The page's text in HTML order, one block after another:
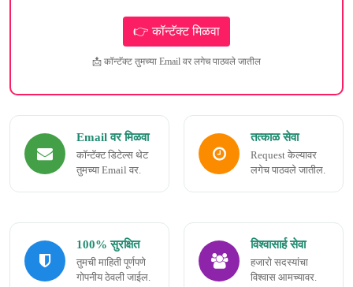
📩 कॉन्टॅक्ट तुमच्या Email वर लगेच पाठवले जातील
Email वर मिळवा
कॉन्टॅक्ट डिटेल्स थेट
तुमच्या Email वर.
तत्काळ सेवा
Request केल्यावर
लगेच पाठवले जातील.
100% सुरक्षित
तुमची माहिती पूर्णपणे
गोपनीय ठेवली जाईल.
विश्वासार्ह सेवा
हजारो सदस्यांचा
विश्वास आमच्यावर.